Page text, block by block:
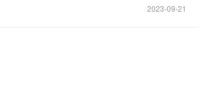
2023-09-21